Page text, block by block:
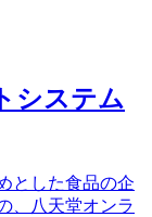
システム
とした食品の企
、八天堂オンラ